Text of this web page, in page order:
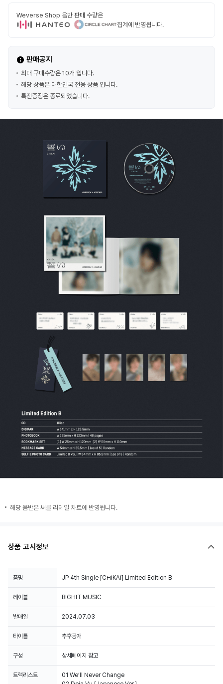
Weverse Shop 음반 판매 수량은
집계에 반영됩니다.
판매공지
최대 구매수량은 10개 입니다.
해당 상품은 대한민국 전용 상품 입니다.
특전증정은 종료되었습니다.
해당 음반은 써클 리테일 차트에 반영됩니다.
상품 고시정보
품명 JP 4th Single [CHIKAI] Limited Edition B
레이블 BIGHIT MUSIC
발매일 2024.07.03
타이틀 추후공개
구성 상세페이지 참고
트랙리스트
01 We’ll Never Change